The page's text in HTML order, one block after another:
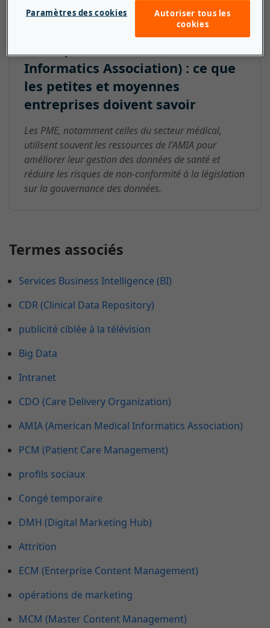
AMIA (American Medical
Informatics Association) : ce que
les petites et moyennes
entreprises doivent savoir
Les PME, notamment celles du secteur médical,
utilisent souvent les ressources de l'AMIA pour
améliorer leur gestion des données de santé et
réduire les risques de non-conformité à la législation
sur la gouvernance des données.
Termes associés
Services Business Intelligence (BI)
CDR (Clinical Data Repository)
publicité ciblée à la télévision
Big Data
Intranet
CDO (Care Delivery Organization)
AMIA (American Medical Informatics Association)
PCM (Patient Care Management)
profils sociaux
Congé temporaire
DMH (Digital Marketing Hub)
Attrition
ECM (Enterprise Content Management)
opérations de marketing
MCM (Master Content Management)
Autoriser tous les
cookies
Paramètres des cookies